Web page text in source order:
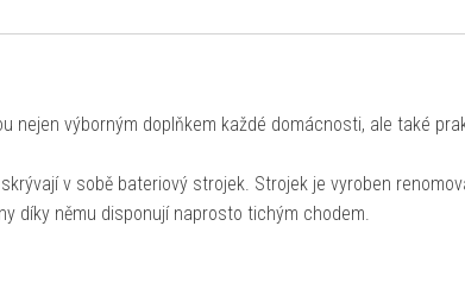
nejen výborným doplňkem každé domácnosti, ale také
v sobě bateriový strojek. Strojek je vyroben
díky němu disponují naprosto tichým chodem.